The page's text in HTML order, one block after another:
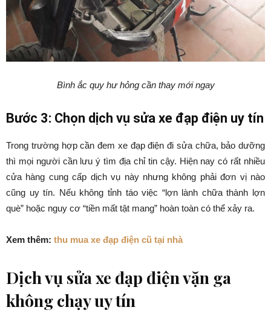
Bình ắc quy hư hỏng cần thay mới ngay
Bước 3: Chọn dịch vụ sửa xe đạp điện uy tín
Trong trường hợp cần đem xe đạp điện đi sửa chữa, bảo dưỡng
thì mọi người cần lưu ý tìm địa chỉ tin cậy. Hiện nay có rất nhiều
cửa hàng cung cấp dịch vụ này nhưng không phải đơn vị nào
cũng uy tín. Nếu không tỉnh táo việc “lợn lành chữa thành lợn
què” hoặc nguy cơ “tiền mất tật mang” hoàn toàn có thể xảy ra.
Xem thêm: thu mua xe đạp điện cũ tại nhà
Dịch vụ sửa xe đạp điện vặn ga
không chạy uy tín